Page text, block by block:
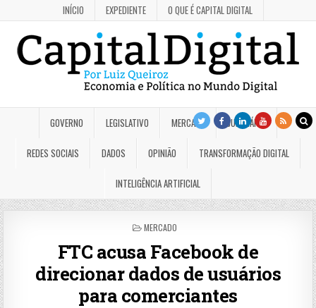
INÍCIO EXPEDIENTE O QUE É CAPITAL DIGITAL
GOVERNO LEGISLATIVO MERCADO JUDICIÁRIO
REDES SOCIAIS DADOS OPINIÃO TRANSFORMAÇÃO DIGITAL
INTELIGÊNCIA ARTIFICIAL
POSTED
MERCADO
FTC acusa Facebook de
direcionar dados de usuários
para comerciantes